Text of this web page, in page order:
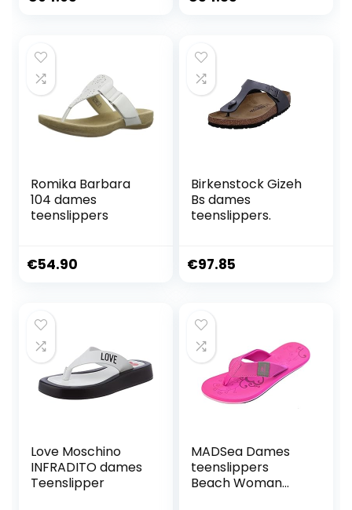
Romika Barbara
104 dames
teenslippers
€54.90
Birkenstock Gizeh
Bs dames
teenslippers.
€97.85
Love Moschino
INFRADITO dames
Teenslipper
MADSea Dames
teenslippers
Beach Woman